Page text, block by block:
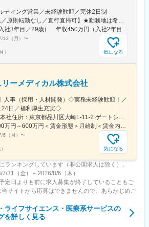
排泄介助・掃除
買い物代行
へ1日の報告、帰宅
が同行します！
わず興味を持っていただいた方とは全員と面接を
ております。会社説明会を随時開催しております
ご参加ください♪
ティング営業／未経験歓迎／完休2日制
【全国27都府県／原則転勤なし／直行直帰可】★勤務地は希望を考慮★拠点により車通勤OK※充足状況により、ご希望の勤務地での募集が終了している場合があります。※転居を伴う転勤の有無は、半年ごとに希望を伺い、選択いただけます。■東北■・宮城県（仙台市）■関東■・東京都（東京23区など）・神奈川県（横浜市など）・埼玉県（さいたま市など）・千葉県（千葉市など）・茨城県（水戸市）・栃木県（宇都宮市／足利市）・群馬県（前橋市）■東海■・愛知県（名古屋市／豊田市／豊橋市／小牧市）・静岡県（静岡市／浜松市／沼津市／焼津市／富士市）・岐阜県（岐阜市）・三重県（四日市市）■信越・北陸■・長野県（長野市）・山梨県（甲府市）・石川県（金沢市）・富山県（富山市）・福井県（福井市）■関西■・大阪府・兵庫県（神戸市／尼崎市／姫路市）・京都府（京都市）・奈良県（奈良市／天理市）・滋賀県（大津市／彦根市）・和歌山県（和歌山市／田辺市）■中国■・広島県（広島市）・岡山県（岡山市）■四国■・香川県（高松市）■九州■・福岡県（福岡市）
年収535万円（入社3年目／29歳） 年収450万円（入社2年目／26歳）
13（月） 〜
） 気になる
リーメディカル株式会社
人事（採用・人材開発）◇実務未経験歓迎！／
日／福利厚生充実◇
＜勤務地詳細＞本社住所：東京都品川区大崎1-11-2 ゲートシティ大崎イーストタワー22Ｆ勤務地最寄駅：JR山手線／大崎駅受動喫煙対策：屋内全面禁煙変更の範囲：会社の定める事業所（リモートワーク含む）
＜予定年収＞500万円～600万円＜賃金形態＞月給制＜賃金内訳＞月額（基本給）：300,000円～350,000円＜月給＞300,000円～350,000円＜昇給有無＞有＜残業手当＞有＜給与補足＞上記年収は、あくまで目安であり、前職・経験を考慮し検討させて頂きます。■昇給：あり■賞与：あり※会社業績と個人業績に応じて算定されます。賃金はあくまでも目安の金額であり、選考を通じて上下する可能性があります。月給(月額)は固定手当を含めた表記です。
6（月） 〜
気になる
ランキングしています（非公開求人は除く）。
31（金）～2026/8/6（木）
定日よりも前に求人募集が終了していることもご
サイトから応募はできませんので、あらかじめご
ライフサイエンス・医療系サービスの
を詳しく見る